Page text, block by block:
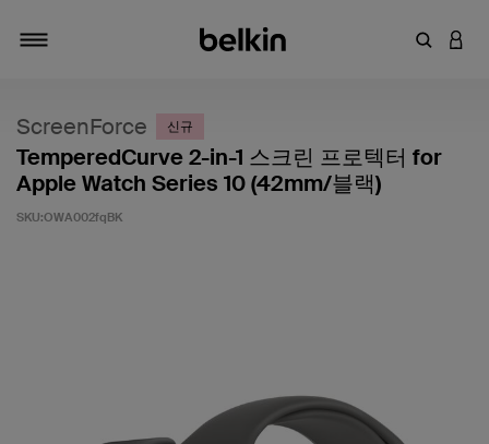
키워드
ScreenForce 신규
TemperedCurve 2-in-1 스크린 프로텍터 for
Apple Watch Series 10 (42mm/블랙)
SKU:OWA002fqBK